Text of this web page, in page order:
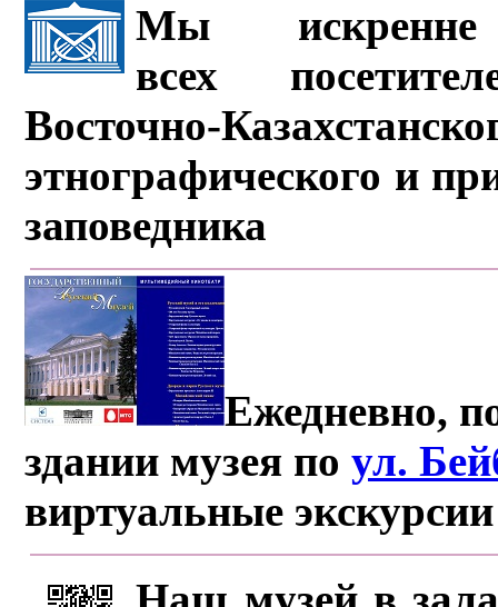
Мы искренне
всех
Восточно-
этнографического и
заповедника
Ежедневно,
здании музея поул.
виртуальные